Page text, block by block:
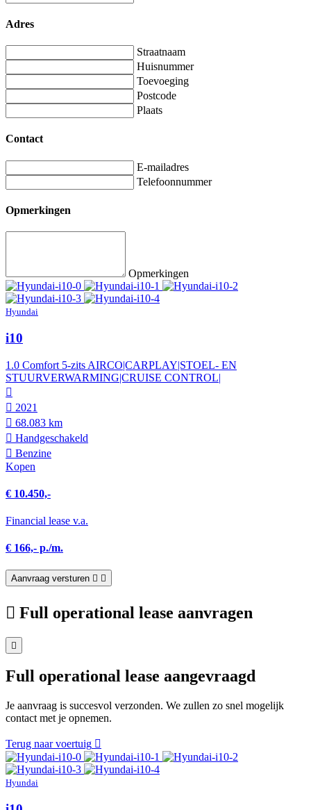
Adres
Straatnaam
Huisnummer
Toevoeging
Postcode
Plaats
Contact
E-mailadres
Telefoonnummer
Opmerkingen
Opmerkingen
Hyundai
i10
1.0 Comfort 5-zits AIRCO|CARPLAY|STOEL- EN
STUURVERWARMING|CRUISE CONTROL|
2021
68.083 km
Hand­geschakeld
Benzine
Kopen
€ 10.450,-
Financial lease v.a.
€ 166,- p./m.
Aanvraag versturen
Full operational lease aanvragen
Full operational lease aangevraagd
Je aanvraag is succesvol verzonden. We zullen zo snel mogelijk
contact met je opnemen.
Terug naar voertuig
Hyundai